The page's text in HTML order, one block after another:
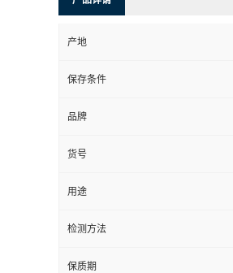
产地
保存条件
品牌
货号
用途
检测方法
保质期